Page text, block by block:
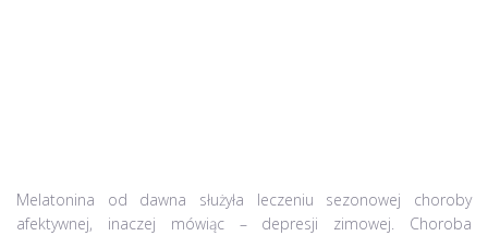
Melatonina od dawna służyła leczeniu sezonowej choroby
afektywnej, inaczej mówiąc – depresji zimowej. Choroba